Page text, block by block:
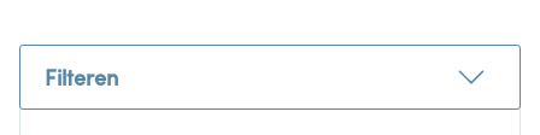
Filteren